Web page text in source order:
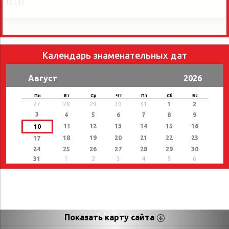
Календарь знаменательных дат
Август 2026
Пн Вт Ср Чт Пт Сб Вс
27 28 29 30 31 1
2
3
4 5 6 7 8
9
10
11 12 13 14 15
16
17
18 19 20 21 22
23
24
25 26 27 28 29
30
31
1 2 3 4 5 6
Показать карту сайта